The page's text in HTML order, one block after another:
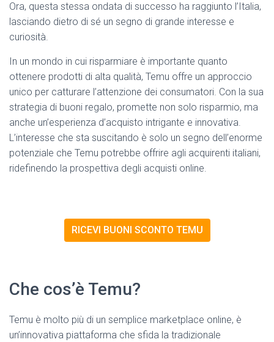
Ora, questa stessa ondata di successo ha raggiunto l’Italia,
lasciando dietro di sé un segno di grande interesse e
curiosità.
In un mondo in cui risparmiare è importante quanto
ottenere prodotti di alta qualità, Temu offre un approccio
unico per catturare l’attenzione dei consumatori. Con la sua
strategia di buoni regalo, promette non solo risparmio, ma
anche un’esperienza d’acquisto intrigante e innovativa.
L’interesse che sta suscitando è solo un segno dell’enorme
potenziale che Temu potrebbe offrire agli acquirenti italiani,
ridefinendo la prospettiva degli acquisti online.
RICEVI BUONI SCONTO TEMU
Che cos’è Temu?
Temu è molto più di un semplice marketplace online, è
un’innovativa piattaforma che sfida la tradizionale